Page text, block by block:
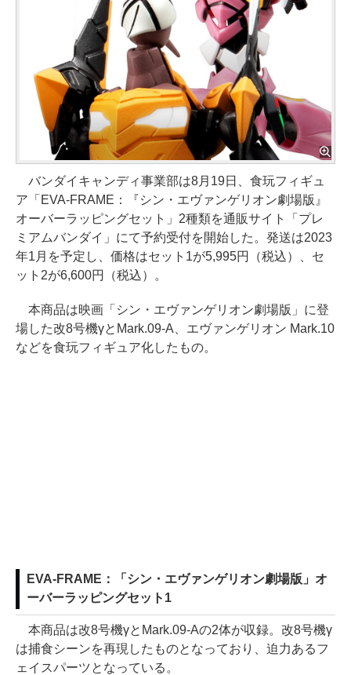
バンダイキャンディ事業部は8月19日、食玩フィギュ
ア「EVA-FRAME：『シン・エヴァンゲリオン劇場版』
オーバーラッピングセット」2種類を通販サイト「プレ
ミアムバンダイ」にて予約受付を開始した。発送は2023
年1月を予定し、価格はセット1が5,995円（税込）、セ
ット2が6,600円（税込）。
本商品は映画「シン・エヴァンゲリオン劇場版」に登
場した改8号機γとMark.09-A、エヴァンゲリオン Mark.10
などを食玩フィギュア化したもの。
EVA-FRAME：「シン・エヴァンゲリオン劇場版」オ
ーバーラッピングセット1
本商品は改8号機γとMark.09-Aの2体が収録。改8号機γ
は捕食シーンを再現したものとなっており、迫力あるフ
ェイスパーツとなっている。